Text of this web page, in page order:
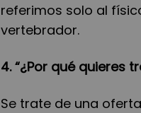
referimos solo al
vertebrador.
4. “¿Por qué quieres
Se trate de una